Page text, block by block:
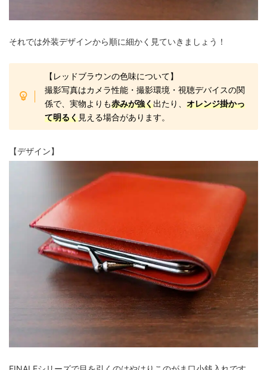
それでは外装デザインから順に細かく見ていきましょう！
【レッドブラウンの色味について】
撮影写真はカメラ性能・撮影環境・視聴デバイスの関
係で、実物よりも赤みが強く出たり、オレンジ掛かっ
て明るく見える場合があります。
【デザイン】